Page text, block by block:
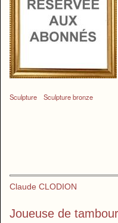
Sculpture Sculpture bronze
Claude CLODION
Joueuse de